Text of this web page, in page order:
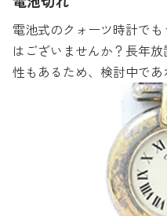
電池式のクォーツ時計で
はございませんか？長年
性もあるため、検討中であ